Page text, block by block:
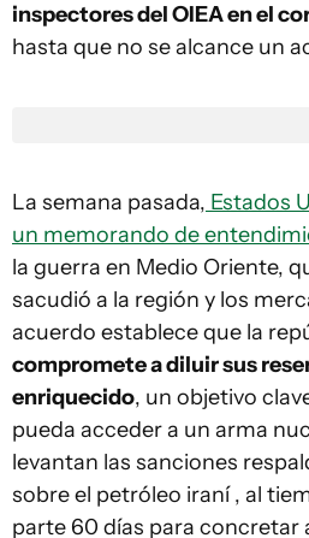
inspectores del OIEA en el
hasta que no se alcance un
La semana pasada, Estados
un memorando de
la guerra en Medio Oriente,
sacudió a la región y los
acuerdo establece que la
compromete a diluir sus
enriquecido, un objetivo
pueda acceder a un arma
levantan las sanciones
sobre el petróleo iraní , al
parte 60 días para concretar